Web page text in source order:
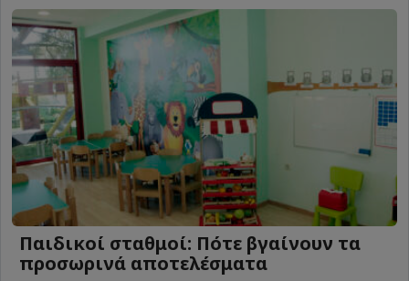
Παιδικοί σταθμοί: Πότε βγαίνουν τα
προσωρινά αποτελέσματα